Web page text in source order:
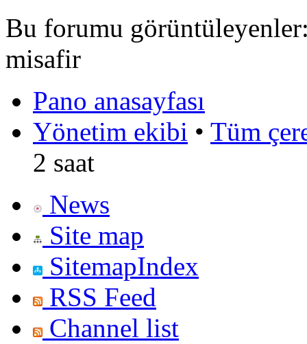
Bu forumu
misafir
Pano anasayfası
Yönetim ekibi • Tüm
2 saat
News
Site map
SitemapIndex
RSS Feed
Channel list